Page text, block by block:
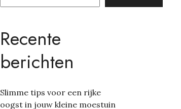
Recente
berichten
Slimme tips voor een rijke
oogst in jouw kleine moestuin